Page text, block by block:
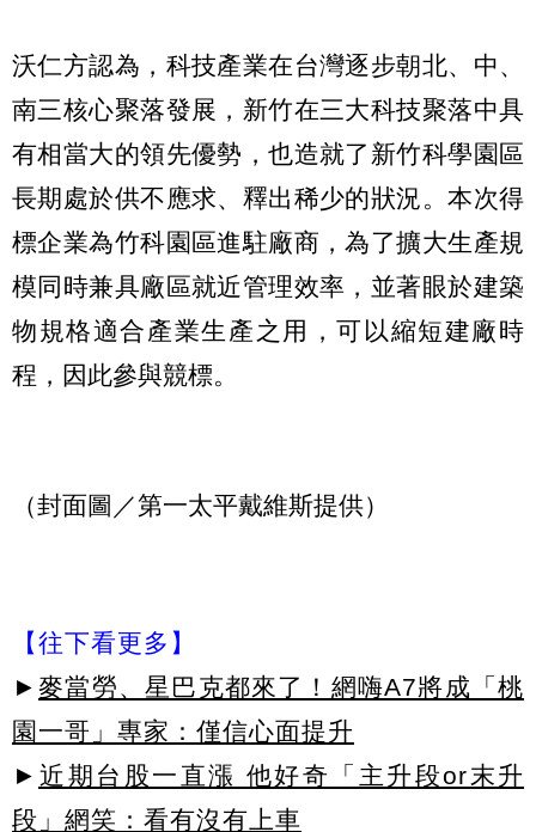
沃仁方認為，科技產業在台灣逐步朝北、中、
南三核心聚落發展，新竹在三大科技聚落中具
有相當大的領先優勢，也造就了新竹科學園區
長期處於供不應求、釋出稀少的狀況。本次得
標企業為竹科園區進駐廠商，為了擴大生產規
模同時兼具廠區就近管理效率，並著眼於建築
物規格適合產業生產之用，可以縮短建廠時
程，因此參與競標。
（封面圖／第一太平戴維斯提供）
【往下看更多】
► 麥當勞、星巴克都來了！網嗨A7將成「桃
園一哥」專家：僅信心面提升
► 近期台股一直漲 他好奇「主升段or末升
段」網笑：看有沒有上車